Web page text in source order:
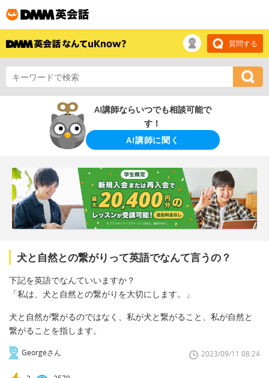
質問する
AI講師ならいつでも相談可能で
す！
AI講師に聞く
犬と自然との繋がりって英語でなんて言うの？
下記を英語でなんていいますか？
「私は、犬と自然との繋がりを大切にします。」
犬と自然が繋がるのではなく、私が犬と繋がること、私が自然と
繋がることを指します。
Georgeさん 2023/09/11 08:24